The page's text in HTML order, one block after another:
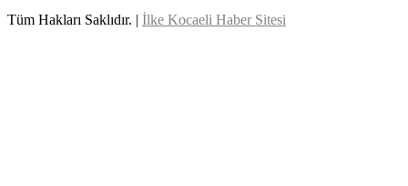
Tüm Hakları Saklıdır. | İlke Kocaeli Haber Sitesi